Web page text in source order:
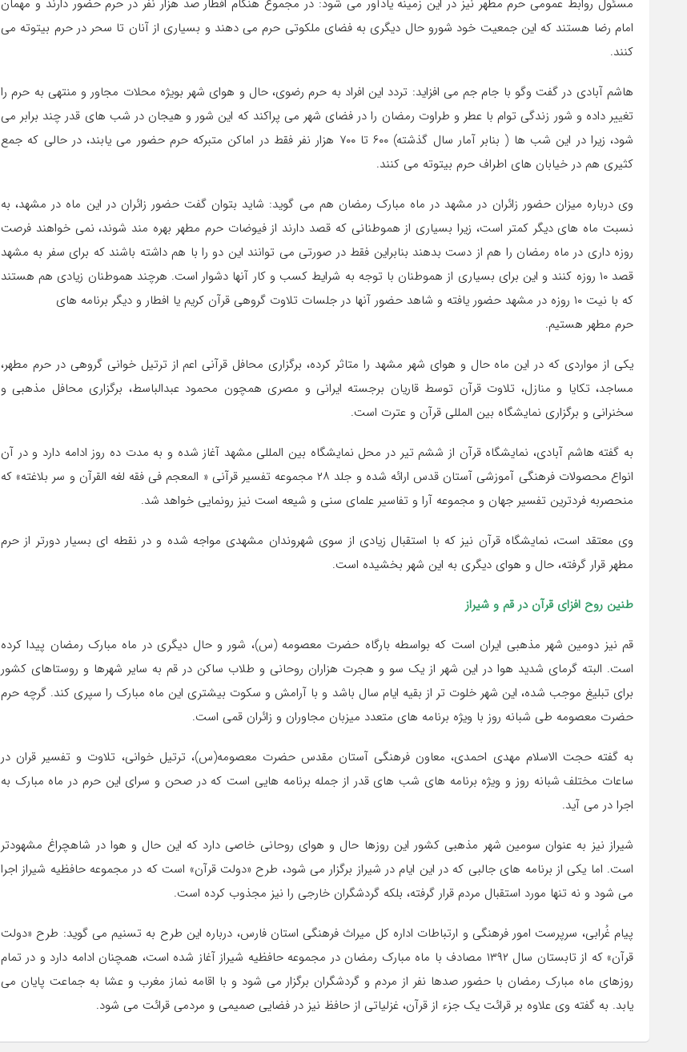
مسئول روابط عمومی حرم مطهر نیز در این زمینه یادآور می شود: در مجموع هنگام افطار صد هزار نفر در حرم حضور دارند و مهمان
امام رضا هستند که این جمعیت خود شورو حال دیگری به فضای ملکوتی حرم می دهند و بسیاری از آنان تا سحر در حرم بیتوته می
کنند.
هاشم آبادی در گفت وگو با جام جم می افزاید: تردد این افراد به حرم رضوی، حال و هوای شهر بویژه محلات مجاور و منتهی به حرم را
تغییر داده و شور زندگی توام با عطر و طراوت رمضان را در فضای شهر می پراکند که این شور و هیجان در شب های قدر چند برابر می
شود، زیرا در این شب ها ( بنابر آمار سال گذشته) ۶۰۰ تا ۷۰۰ هزار نفر فقط در اماکن متبرکه حرم حضور می یابند، در حالی که جمع
کثیری هم در خیابان های اطراف حرم بیتوته می کنند.
وی درباره میزان حضور زائران در مشهد در ماه مبارک رمضان هم می گوید: شاید بتوان گفت حضور زائران در این ماه در مشهد، به
نسبت ماه های دیگر کمتر است، زیرا بسیاری از هموطنانی که قصد دارند از فیوضات حرم مطهر بهره مند شوند، نمی خواهند فرصت
روزه داری در ماه رمضان را هم از دست بدهند بنابراین فقط در صورتی می توانند این دو را با هم داشته باشند که برای سفر به مشهد
قصد ۱۰ روزه کنند و این برای بسیاری از هموطنان با توجه به شرایط کسب و کار آنها دشوار است. هرچند هموطنان زیادی هم هستند
که با نیت ۱۰ روزه در مشهد حضور یافته و شاهد حضور آنها در جلسات تلاوت گروهی قرآن کریم یا افطار و دیگر برنامه های
حرم مطهر هستیم.
یکی از مواردی که در این ماه حال و هوای شهر مشهد را متاثر کرده، برگزاری محافل قرآنی اعم از ترتیل خوانی گروهی در حرم مطهر،
مساجد، تکایا و منازل، تلاوت قرآن توسط قاریان برجسته ایرانی و مصری همچون محمود عبدالباسط، برگزاری محافل مذهبی و
سخنرانی و برگزاری نمایشگاه بین المللی قرآن و عترت است.
به گفته هاشم آبادی، نمایشگاه قرآن از ششم تیر در محل نمایشگاه بین المللی مشهد آغاز شده و به مدت ده روز ادامه دارد و در آن
انواع محصولات فرهنگی آموزشی آستان قدس ارائه شده و جلد ۲۸ مجموعه تفسیر قرآنی « المعجم فی فقه لغه القرآن و سر بلاغته» که
منحصربه فردترین تفسیر جهان و مجموعه آرا و تفاسیر علمای سنی و شیعه است نیز رونمایی خواهد شد.
وی معتقد است، نمایشگاه قرآن نیز که با استقبال زیادی از سوی شهروندان مشهدی مواجه شده و در نقطه ای بسیار دورتر از حرم
مطهر قرار گرفته، حال و هوای دیگری به این شهر بخشیده است.
طنین روح افزای قرآن در قم و شیراز
قم نیز دومین شهر مذهبی ایران است که بواسطه بارگاه حضرت معصومه (س)، شور و حال دیگری در ماه مبارک رمضان پیدا کرده
است. البته گرمای شدید هوا در این شهر از یک سو و هجرت هزاران روحانی و طلاب ساکن در قم به سایر شهرها و روستاهای کشور
برای تبلیغ موجب شده، این شهر خلوت تر از بقیه ایام سال باشد و با آرامش و سکوت بیشتری این ماه مبارک را سپری کند. گرچه حرم
حضرت معصومه طی شبانه روز با ویژه برنامه های متعدد میزبان مجاوران و زائران قمی است.
به گفته حجت الاسلام مهدی احمدی، معاون فرهنگی آستان مقدس حضرت معصومه(س)، ترتیل خوانی، تلاوت و تفسیر قران در
ساعات مختلف شبانه روز و ویژه برنامه های شب های قدر از جمله برنامه هایی است که در صحن و سرای این حرم در ماه مبارک به
اجرا در می آید.
شیراز نیز به عنوان سومین شهر مذهبی کشور این روزها حال و هوای روحانی خاصی دارد که این حال و هوا در شاهچراغ مشهودتر
است. اما یکی از برنامه های جالبی که در این ایام در شیراز برگزار می شود، طرح «دولت قرآن» است که در مجموعه حافظیه شیراز اجرا
می شود و نه تنها مورد استقبال مردم قرار گرفته، بلکه گردشگران خارجی را نیز مجذوب کرده است.
پیام غُرابی، سرپرست امور فرهنگی و ارتباطات اداره کل میراث فرهنگی استان فارس، درباره این طرح به تسنیم می گوید: طرح «دولت
قرآن» که از تابستان سال ۱۳۹۲ مصادف با ماه مبارک رمضان در مجموعه حافظیه شیراز آغاز شده است، همچنان ادامه دارد و در تمام
روزهای ماه مبارک رمضان با حضور صدها نفر از مردم و گردشگران برگزار می شود و با اقامه نماز مغرب و عشا به جماعت پایان می
یابد. به گفته وی علاوه بر قرائت یک جزء از قرآن، غزلیاتی از حافظ نیز در فضایی صمیمی و مردمی قرائت می شود.